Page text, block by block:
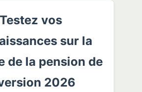
Testez vos
sur la
de la pension de
2026